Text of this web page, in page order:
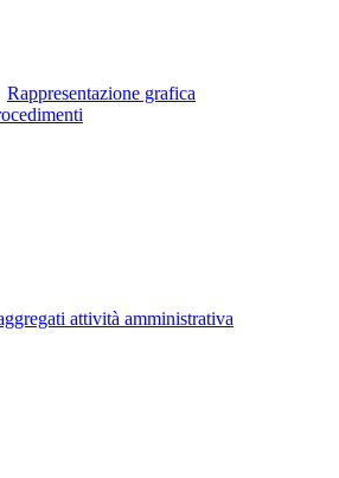
Rappresentazione grafica
attività amministrativa